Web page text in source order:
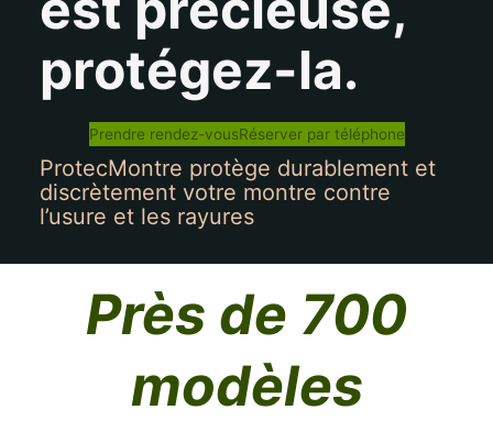
protégez-la.
Prendre rendez-vousRéserver par téléphone
ProtecMontre protège durablement et
discrètement votre montre contre
l’usure et les rayures
Près de 700
modèles